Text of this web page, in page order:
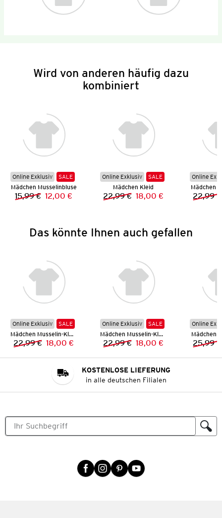
Wird von anderen häufig dazu
kombiniert
Online Exklusiv
SALE
Mädchen Musselinbluse
Vorheriger Preis:
15,99 € Neuer Preis:
12,00 €
Online Exklusiv
SALE
Mädchen Kleid
Vorheriger Preis:
22,99 € Neuer Preis:
18,00 €
Online
Mädchen
22,99 €
Das könnte Ihnen auch gefallen
Online Exklusiv
SALE
Mädchen Musselin-Kleid
Vorheriger Preis:
22,99 € Neuer Preis:
18,00 €
Online Exklusiv
SALE
Mädchen Musselin-Kleid
Vorheriger Preis:
22,99 € Neuer Preis:
18,00 €
Online
Mädchen
25,99 €
KOSTENLOSE LIEFERUNG
in alle deutschen Filialen